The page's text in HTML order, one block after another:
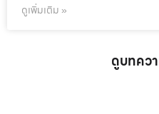
ดูเพิ่มเติม »
ดูบทคว